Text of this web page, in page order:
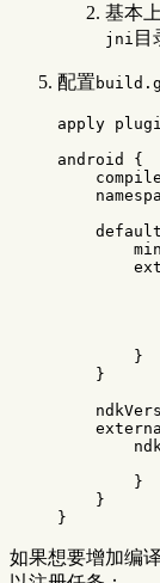
基本
jni 目
配置
apply
android
{
}
}
}
}
}
如果想要增加编